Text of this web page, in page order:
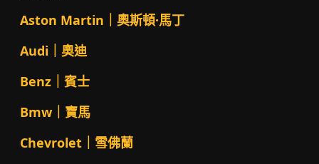
Aston Martin｜奧斯頓·馬丁
Audi｜奧迪
Benz｜賓士
Bmw｜寶馬
Chevrolet｜雪佛蘭